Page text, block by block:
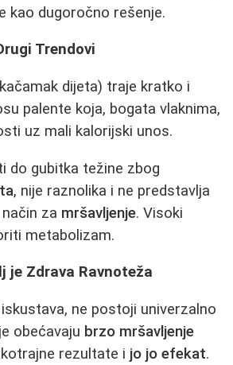
kao dugoročno rešenje.
Trendovi
dijeta) traje kratko i
palente koja, bogata vlaknima,
uz mali kalorijski unos.
do gubitka težine zbog
, nije raznolika i ne predstavlja
za mršavljenje. Visoki
metabolizam.
je Zdrava Ravnoteža
ne postoji univerzalno
obećavaju brzo mršavljenje
rezultate i jo jo efekat.